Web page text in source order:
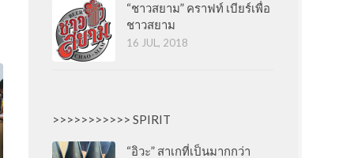
“ชาวสยาม” คราฟท์ เบียร์เพื่อ
ชาวสยาม
16 JUL, 2018
>>>>>>>>>>> SPIRIT
“อิวะ” สาเกที่เป็นมากกว่า